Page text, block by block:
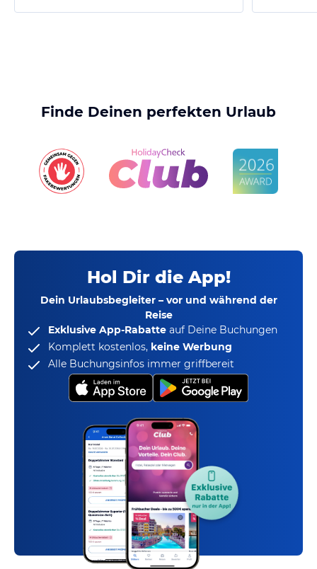
Finde Deinen perfekten Urlaub
Hol Dir die App!
Dein Urlaubsbegleiter – vor und während der
Reise
Exklusive App-Rabatte auf Deine Buchungen
Komplett kostenlos, keine Werbung
Alle Buchungsinfos immer griffbereit